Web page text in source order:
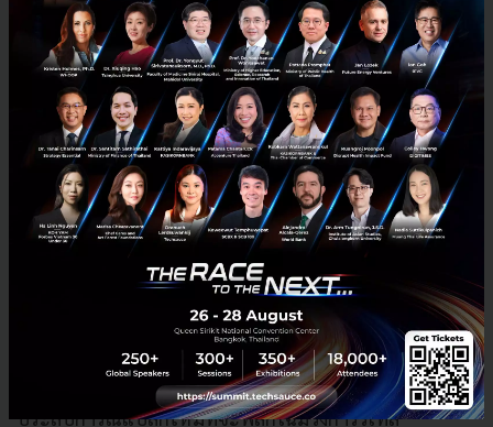
โดนใจมากขึ้น”
Momori Hirabayashi, Business Development Web 3.0
บริษัท สยามพิวรรธน์ จำกัด หนึ่งในผู้นำรุ่นใหม่ของสยาม
พิวรรธน์ ที่ร่วมบุกเบิกและพัฒนาธุรกิจใหม่ๆ เพื่อขับ
เคลื่อนสู่อนาคตโลกอินเตอร์เน็ทยุค Web 3.0
เป็นผู้อยู่
เบื้องหลังความสำเร็จของการสร้างประสบการณ์ลักซ์ซูรี
แบบไร้รอยต่อ ทั้งในโลกจริงและโลกเสมือนจริง
(Metaverse) อย่างเช่น ความร่วมมือกับ ZEPETO จัดงาน
สงกรานต์ครั้งแรกในโลก Metaverse และร่วมมือกับ
พันธมิตรสร้างประสบการณ์เชื่อมโลกออนไลน์สู่ออฟไลน์
(O2O) บนแพลตฟอร์ม The Sandbox เป็นครั้งแรกใน
ประเทศไทย รวมทั้งการพัฒนาโครงการที่จะสร้าง
ประสบการณ์แปลกใหม่ที่จะพลิกโฉมวงการรีเทล